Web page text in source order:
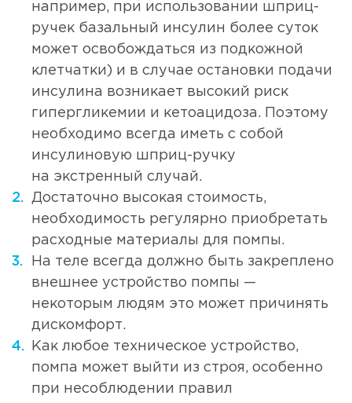
например, при использовании шприц-
ручек базальный инсулин более суток
может освобождаться из подкожной
клетчатки) и в случае остановки подачи
инсулина возникает высокий риск
гипергликемии и кетоацидоза. Поэтому
необходимо всегда иметь с собой
инсулиновую шприц-ручку
на экстренный случай.
Достаточно высокая стоимость,
необходимость регулярно приобретать
расходные материалы для помпы.
На теле всегда должно быть закреплено
внешнее устройство помпы —
некоторым людям это может причинять
дискомфорт.
Как любое техническое устройство,
помпа может выйти из строя, особенно
при несоблюдении правил